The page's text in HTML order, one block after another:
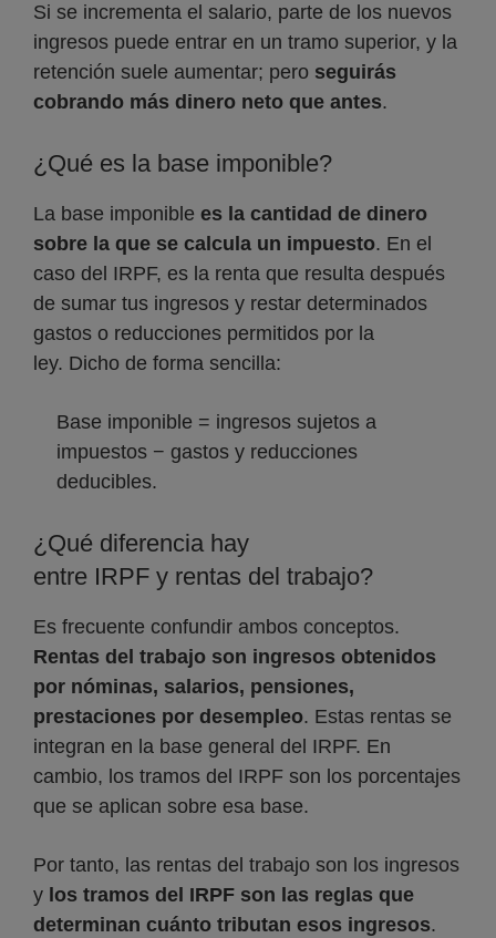
Si se incrementa el salario, parte de los nuevos
ingresos puede entrar en un tramo superior, y la
retención suele aumentar; pero seguirás
cobrando más dinero neto que antes.
¿Qué es la base imponible?
La base imponible es la cantidad de dinero
sobre la que se calcula un impuesto. En el
caso del IRPF, es la renta que resulta después
de sumar tus ingresos y restar determinados
gastos o reducciones permitidos por la
ley. Dicho de forma sencilla:
Base imponible = ingresos sujetos a
impuestos − gastos y reducciones
deducibles.
¿Qué diferencia hay
entre IRPF y rentas del trabajo?
Es frecuente confundir ambos conceptos.
Rentas del trabajo son ingresos obtenidos
por nóminas, salarios, pensiones,
prestaciones por desempleo. Estas rentas se
integran en la base general del IRPF. En
cambio, los tramos del IRPF son los porcentajes
que se aplican sobre esa base.
Por tanto, las rentas del trabajo son los ingresos
y los tramos del IRPF son las reglas que
determinan cuánto tributan esos ingresos.